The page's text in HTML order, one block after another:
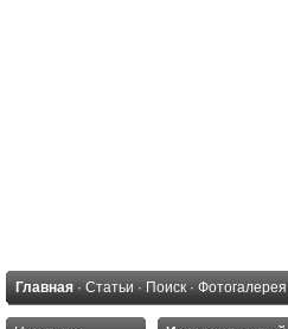
Главная · Статьи · Поиск · Фотогалерея